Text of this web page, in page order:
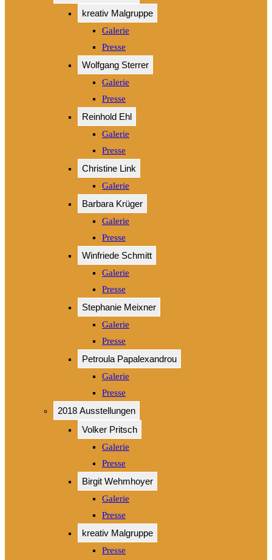
kreativ Malgruppe
Galerie
Presse
Wolfgang Sterrer
Galerie
Presse
Reinhold Ehl
Galerie
Presse
Christine Link
Galerie
Barbara Krüger
Galerie
Presse
Winfriede Schmitt
Galerie
Presse
Stephanie Meixner
Galerie
Presse
Petroula Papalexandrou
Galerie
Presse
2018 Ausstellungen
Volker Pritsch
Galerie
Presse
Birgit Wehmhoyer
Galerie
Presse
kreativ Malgruppe
Presse